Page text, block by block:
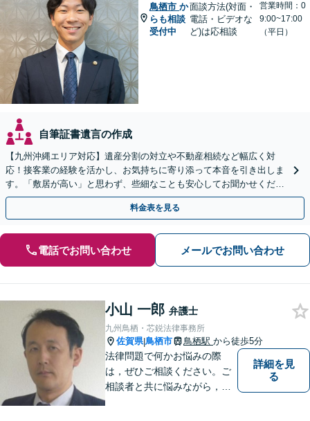
鳥栖市 か
らも相談
受付中
面談方法(対面・
電話・ビデオな
ど)は応相談
営業時間：0
9:00~17:00
（平日）
自筆証書遺言の作成
【九州沖縄エリア対応】遺産分割の対立や不動産相続など幅広く対
応！接客業の経験を活かし、お気持ちに寄り添って本音を引き出しま
す。「敷居が高い」と思わず、些細なことも安心してお聞かせくださ
い【初回相談無料】【夜間・休日相談可】
料金表を見る
電話でお問い合わせ メールでお問い合わせ
小山 一郎 弁護士
九州鳥栖・芯鋭法律事務所
佐賀県|鳥栖市 鳥栖駅 から徒歩5分
法律問題で何かお悩みの際
は，ぜひご相談ください。ご
相談者と共に悩みながら，い
詳細を見
る